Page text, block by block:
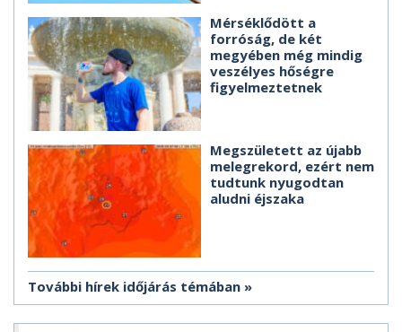
Mérséklődött a
forróság, de két
megyében még mindig
veszélyes hőségre
figyelmeztetnek
Megszületett az újabb
melegrekord, ezért nem
tudtunk nyugodtan
aludni éjszaka
További hírek időjárás témában